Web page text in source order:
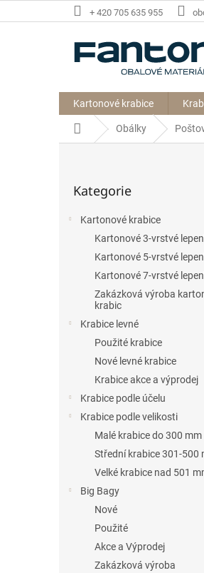
na
+ 420 705 635 955
Kartonové krabice
Domů Obálky
kategorie
Kategorie
Kartonové krabice
Kartonové 3-vrstvé
Kartonové 5-vrstvé
Kartonové 7-vrstvé
Zakázková výroba
krabic
Krabice levné
Použité krabice
Nové levné krabice
Krabice akce a výprodej
Krabice podle účelu
Krabice podle velikosti
Malé krabice do 300 mm
Střední krabice 301-500
Velké krabice nad 501
Big Bagy
Nové
Použité
Akce a Výprodej
Zakázková výroba